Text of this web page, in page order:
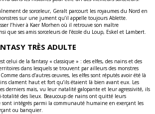
de sorceleur, Geralt parcourt les royaumes du Nord en
sur une jument qu’il appelle toujours Ablette.
l’hiver à Kaer Morhen où il retrouve son maître
que ses amis sorceleurs de l’école du Loup, Eskel et Lambert.
TRÈS ADULTE
celui de la fantasy « classique » : des elfes, des nains et des
dans lesquels se trouvent par ailleurs des monstres
dans d’autres œuvres, les elfes sont réputés avoir été là
clament haut et fort qu’ils étaient là bien avant eux. Les
derniers mais, vu leur natalité galopante et leur agressivité, ils
des lieux. Beaucoup de nains ont quitté leurs
sont intégrés parmi la communauté humaine en exerçant les
ou banquier.